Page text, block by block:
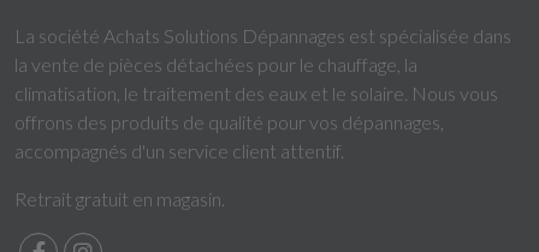
La société Achats Solutions Dépannages est spécialisée dans
la vente de pièces détachées pour le chauffage, la
climatisation, le traitement des eaux et le solaire. Nous vous
offrons des produits de qualité pour vos dépannages,
accompagnés d'un service client attentif.
Retrait gratuit en magasin.